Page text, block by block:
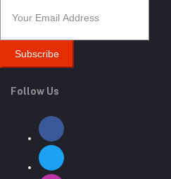
Subscribe
Follow Us